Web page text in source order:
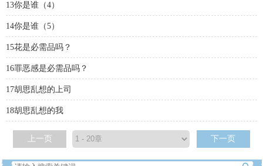
13你是谁（4）
14你是谁（5）
15花是必需品吗？
16罪恶感是必需品吗？
17胡思乱想的上司
18胡思乱想的我
上一页 下一页